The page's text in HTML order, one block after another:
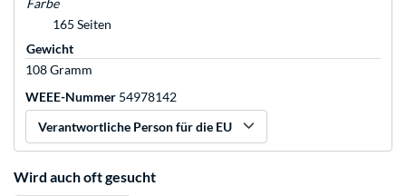
Farbe
165 Seiten
Gewicht
108 Gramm
WEEE-Nummer 54978142
Verantwortliche Person für die EU
Wird auch oft gesucht